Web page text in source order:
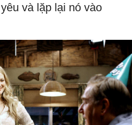
và lặp lại nó vào